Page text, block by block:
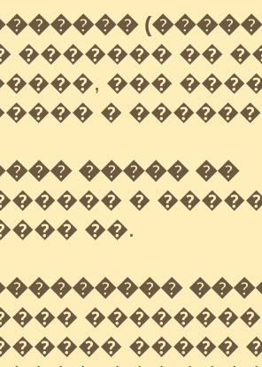
������� ��
���
�
����� ��
�
��.
�����